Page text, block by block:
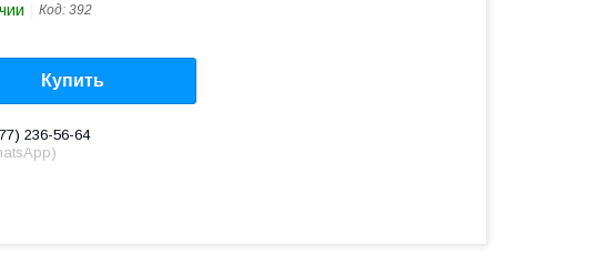
Код: 392
Купить
236-56-64